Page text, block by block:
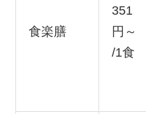
食楽膳
351
円～
/1食